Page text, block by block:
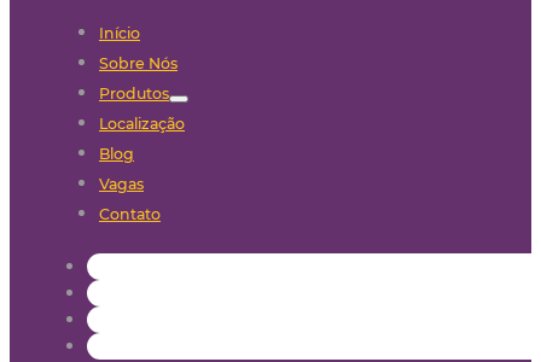
Início
Sobre Nós
Produtos
Localização
Blog
Vagas
Contato